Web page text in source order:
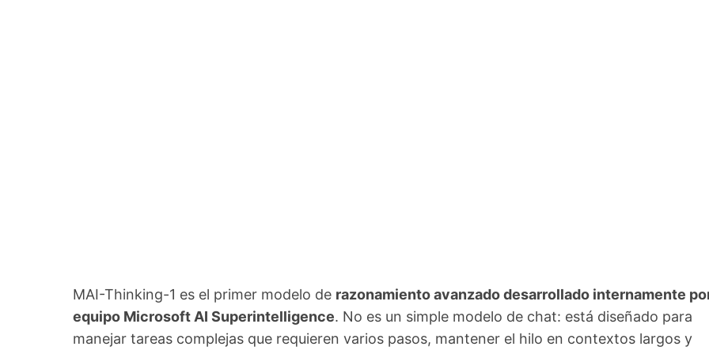
MAI-Thinking-1 es el primer modelo de razonamiento avanzado desarrollado internamente
equipo Microsoft AI Superintelligence. No es un simple modelo de chat: está diseñado para
manejar tareas complejas que requieren varios pasos, mantener el hilo en contextos largos y